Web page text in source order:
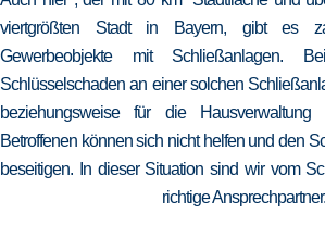
viertgrößten Stadt in Bayern, gibt es
Gewerbeobjekte mit Schließanlagen.
Schlüsselschaden an einer solchen
beziehungsweise für die
Betroffenen können sich nicht helfen und den
beseitigen. In dieser Situation sind wir vom
richtige Ansprechpartner.